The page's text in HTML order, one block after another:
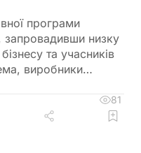
програми
запровадивши низку
та учасників
виробники
ставкою, а з 1
81